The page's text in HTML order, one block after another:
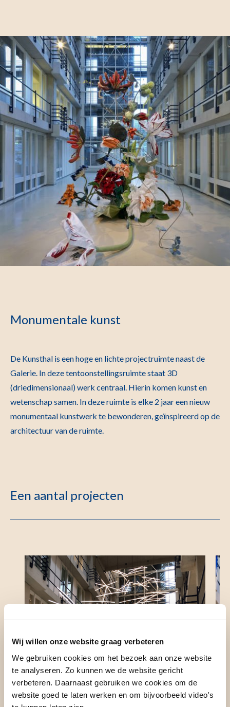
Wij willen onze website graag verbeteren
We gebruiken cookies om het bezoek aan onze website
te analyseren. Zo kunnen we de website gericht
verbeteren. Daarnaast gebruiken we cookies om de
website goed te laten werken en om bijvoorbeeld video's
Monumentale kunst
De Kunsthal is een hoge en lichte projectruimte naast de
Galerie. In deze tentoonstellingsruimte staat 3D
(driedimensionaal) werk centraal. Hierin komen kunst en
wetenschap samen. In deze ruimte is elke 2 jaar een nieuw
monumentaal kunstwerk te bewonderen, geïnspireerd op de
architectuur van de ruimte.
Een aantal projecten